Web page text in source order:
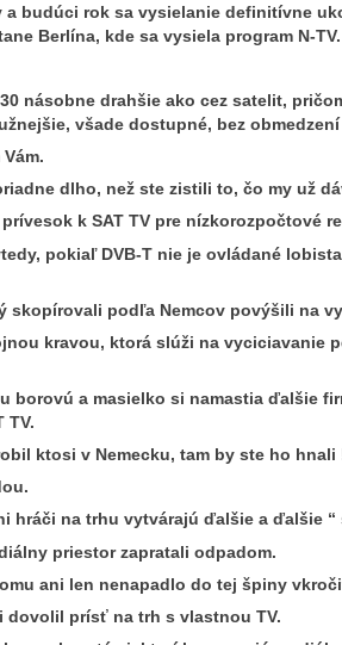
budúci rok sa vysielanie definitívne
Berlína, kde sa vysiela program N-TV.
násobne drahšie ako cez satelit,
všade dostupné, bez
dlho, než ste zistili to, čo my už
k SAT TV pre nízkorozpočtové
pokiaľ DVB-T nie je ovládané
skopírovali podľa Nemcov povýšili na
kravou, ktorá slúži na vyciciavanie
borovú a masielko si namastia ďalšie
TV.
ktosi v Nemecku, tam by ste ho hnali
hráči na trhu vytvárajú ďalšie a ďalšie “
priestor zapratali odpadom.
ani len nenapadlo do tej špiny
dovolil prísť na trh s vlastnou TV.